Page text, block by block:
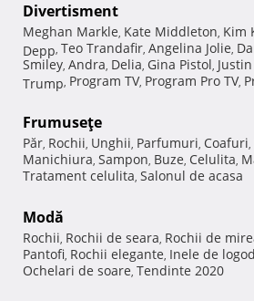
Divertisment
Meghan Markle, Kate Middleton, Kim
Depp, Teo Trandafir, Angelina Jolie,
Smiley, Andra, Delia, Gina Pistol,
Trump, Program TV, Program Pro TV,
Frumuseţe
Păr, Rochii, Unghii, Parfumuri, Coafuri,
Manichiura, Sampon, Buze, Celulita,
Tratament celulita, Salonul de acasa
Modă
Rochii, Rochii de seara, Rochii de
Pantofi, Rochii elegante, Inele de
Ochelari de soare, Tendinte 2020